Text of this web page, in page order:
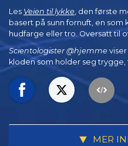
Les Veien til lykke, den første
basert på sunn fornuft, en som
hudfarge eller tro. Oversatt til
Scientologister @hjemme
kloden som holder seg trygge,
MER